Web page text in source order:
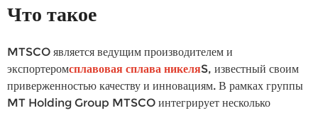
Что такое
MTSCO является ведущим производителем и
экспортеромсплавовая сплава никеляS, известный своим
приверженностью качеству и инновациям. В рамках группы
MT Holding Group MTSCO интегрирует несколько